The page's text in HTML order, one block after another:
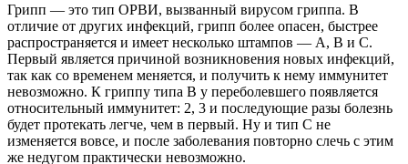
Грипп — это тип ОРВИ, вызванный вирусом гриппа. В
отличие от других инфекций, грипп более опасен, быстрее
распространяется и имеет несколько штампов — А, В и С.
Первый является причиной возникновения новых инфекций,
так как со временем меняется, и получить к нему иммунитет
невозможно. К гриппу типа В у переболевшего появляется
относительный иммунитет: 2, 3 и последующие разы болезнь
будет протекать легче, чем в первый. Ну и тип С не
изменяется вовсе, и после заболевания повторно слечь с этим
же недугом практически невозможно.